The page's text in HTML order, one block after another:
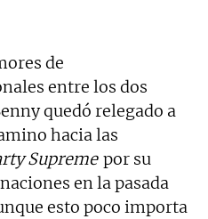
de
entre los dos
quedó relegado a
hacia las
Supreme por su
en la pasada
esto poco importa